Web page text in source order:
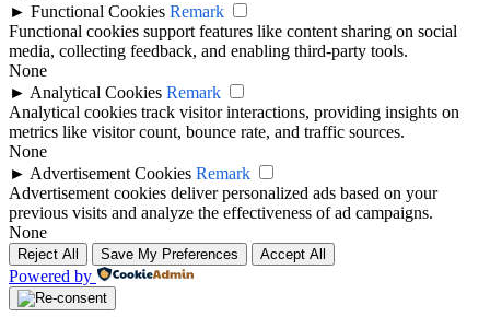
► Functional Cookies Remark
Functional cookies support features like content sharing on social
media, collecting feedback, and enabling third-party tools.
None
► Analytical Cookies Remark
Analytical cookies track visitor interactions, providing insights on
metrics like visitor count, bounce rate, and traffic sources.
None
► Advertisement Cookies Remark
Advertisement cookies deliver personalized ads based on your
previous visits and analyze the effectiveness of ad campaigns.
None
Reject All Save My Preferences Accept All
Powered by